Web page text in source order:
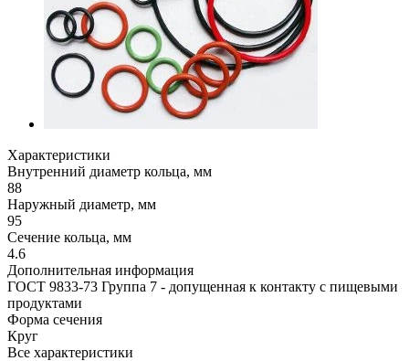
Характеристики
Внутренний диаметр кольца, мм
88
Наружный диаметр, мм
95
Сечение кольца, мм
4.6
Дополнительная информация
ГОСТ 9833-73 Группа 7 - допущенная к контакту с пищевыми
продуктами
Форма сечения
Круг
Все характеристики